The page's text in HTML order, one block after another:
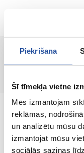
Piekrišana
Šī tīmekļa vietne
Mēs izmantojam
reklāmas,
un analizētu mūsu
izmantojat mūsu
sociālās saziņas
Интернет-